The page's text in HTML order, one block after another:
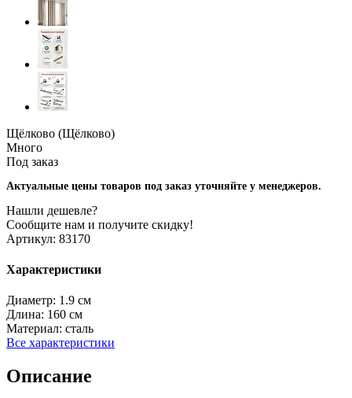
Щёлково (Щёлково)
Много
Под заказ
Актуальные цены товаров под заказ уточняйте у менеджеров.
Нашли дешевле?
Сообщите нам и получите скидку!
Артикул: 83170
Характеристики
Диаметр: 1.9 см
Длина: 160 см
Материал: сталь
Все характеристики
Описание